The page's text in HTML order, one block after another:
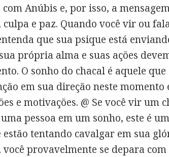
Anúbis e, por isso, a
e paz. Quando você vir ou
que sua psique está
própria alma e suas ações
O sonho do chacal é aquele
em sua direção neste momento
e motivações. @ Se você vir um
uma pessoa em um sonho, este é
estão tentando cavalgar em sua
você provavelmente se depara